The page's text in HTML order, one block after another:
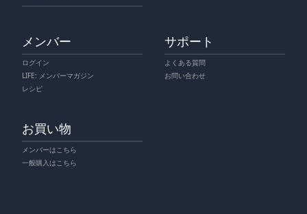
メンバー
ログイン
LIFE: メンバーマガジン
レシピ
サポート
よくある質問
お問い合わせ
お買い物
メンバーはこちら
一般購入はこちら